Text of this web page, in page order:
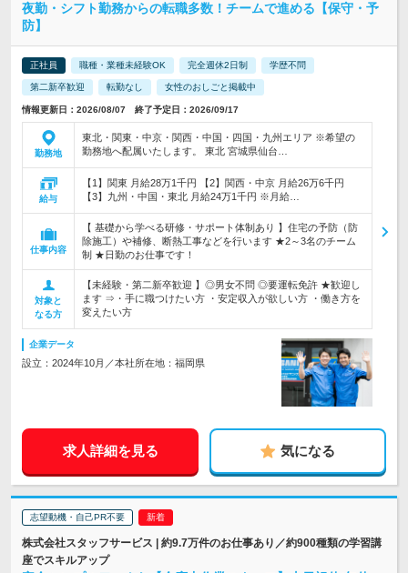
夜勤・シフト勤務からの転職多数！チームで進める【保守・予
防】
正社員 職種・業種未経験OK 完全週休2日制 学歴不問
第二新卒歓迎 転勤なし 女性のおしごと掲載中
情報更新日：2026/08/07 終了予定日：2026/09/17
勤務地
東北・関東・中京・関西・中国・四国・九州エリア ※希望の
勤務地へ配属いたします。 東北 宮城県仙台…
給与
【1】関東 月給28万1千円 【2】関西・中京 月給26万6千円
【3】九州・中国・東北 月給24万1千円 ※月給…
仕事内容
【 基礎から学べる研修・サポート体制あり 】住宅の予防（防
除施工）や補修、断熱工事などを行います ★2～3名のチーム
制 ★日勤のお仕事です！
対象と
なる方
【未経験・第二新卒歓迎 】◎男女不問 ◎要運転免許 ★歓迎し
ます ⇒・手に職つけたい方 ・安定収入が欲しい方 ・働き方を
変えたい方
企業データ
設立：2024年10月／本社所在地：福岡県
求人詳細を見る 気になる
志望動機・自己PR不要
株式会社スタッフサービス | 約9.7万件のお仕事あり／約900種類の学習講
座でスキルアップ